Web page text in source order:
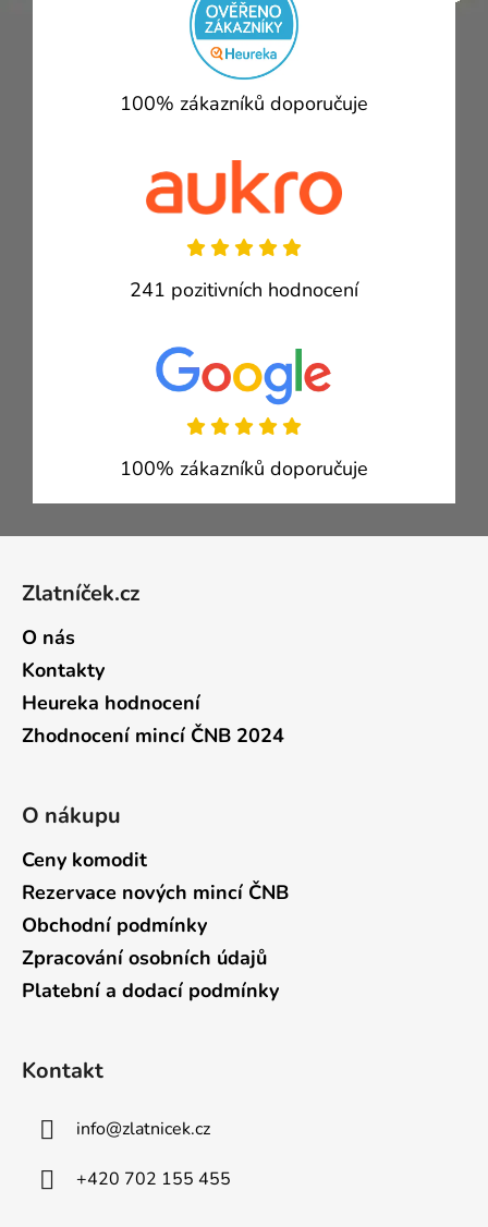
100% zákazníků doporučuje
241 pozitivních hodnocení
100% zákazníků doporučuje
Zlatníček.cz
O nás
Kontakty
Heureka hodnocení
Zhodnocení mincí ČNB 2024
O nákupu
Ceny komodit
Rezervace nových mincí ČNB
Obchodní podmínky
Zpracování osobních údajů
Platební a dodací podmínky
Kontakt
info@zlatnicek.cz
+420 702 155 455